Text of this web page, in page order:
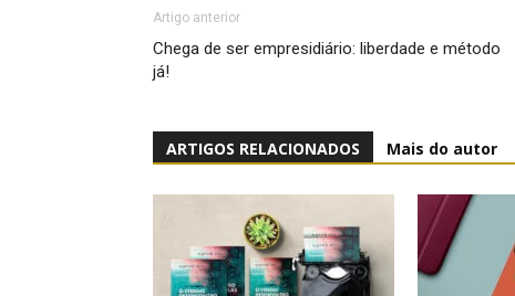
Artigo anterior
Chega de ser empresidiário: liberdade e método
já!
ARTIGOS RELACIONADOS Mais do autor